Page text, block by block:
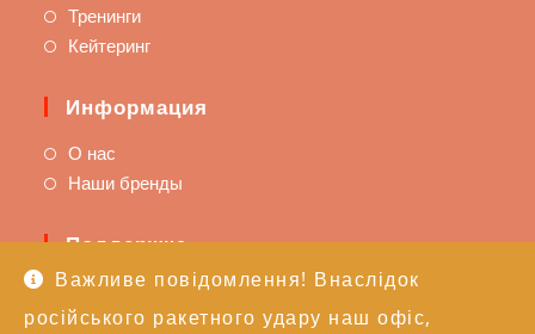
Важливе повідомлення! Внаслідок
російського ракетного удару наш офіс,
Тренинги
Кейтеринг
Информация
О нас
Наши бренды
Поддержка
Доставка и оплата
Политика возврата